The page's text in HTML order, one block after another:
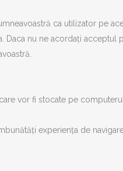
ca utilizator pe
nu ne acordați
vor fi stocate pe
experiența de